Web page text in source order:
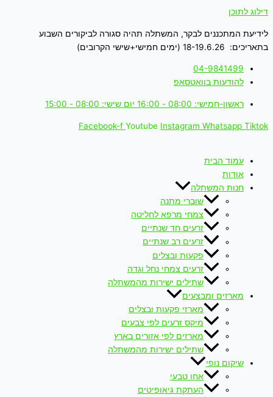
דילוג לתוכן
לידיעת המתכננים לבקר, המשתלה תהיה סגורה לביקורים השבוע
בתאריכים: 18-19.6.26 (ימים חמישי+שישי הקרובים)
04-9841499
להודעות בוואטסאפ
ראשון-חמישי: 08:00 - 16:00 יום שישי: 08:00 - 15:00
Facebook-f Youtube Instagram Whatsapp Tiktok
עמוד הבית
אודות
חנות המשתלה
שוברי מתנה
צמחי מרפא לחליטה
זרעים חד שנתיים
זרעים רב שנתיים
פקעות ובצלים
זרעים צמחי נחל וגדה
שתילים ישירות מהמשתלה
מארזים ומבצעים
מארזי פקעות ובצלים
מיקס זרעים לפי צבעים
מארזים לפי אזורים בארץ
שתילים ישירות מהמשתלה
שיקום נופי
אחו טבעי
העתקת גיאופיטים